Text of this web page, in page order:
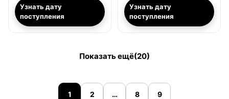
Узнать дату
поступления
Узнать дату
поступления
Показать ещё(20)
1 2 … 8 9